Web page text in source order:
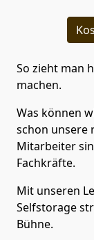
So zieht man
machen.
Was können
schon unsere
Mitarbeiter
Fachkräfte.
Mit unseren
Selfstorage
Bühne.